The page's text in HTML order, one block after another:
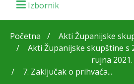
Početna
Akti Županijske
Akti Županijske skupštine s
rujna 2021.
7. Zaključak o prihvaća...